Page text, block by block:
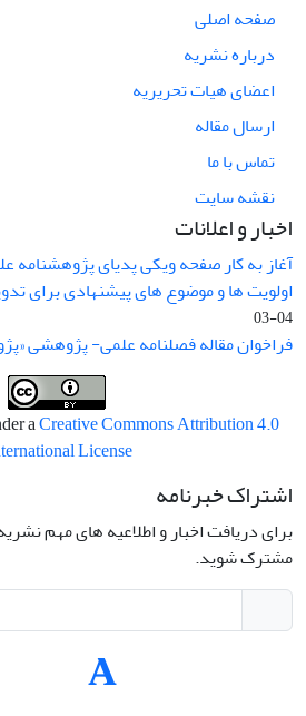
صفحه اصلی
درباره نشریه
اعضای هیات تحریریه
ارسال مقاله
تماس با ما
نقشه سایت
اخبار و اعلانات
آغاز به کار صفحه ویکی پدیای پژوهشنامه
اولویت ها و موضوع های پیشنهادی برای
04-03
فراخوان مقاله فصلنامه علمی- پژوهشی
aCreative Commons Attribution 4.0
License
اشتراک خبرنامه
برای دریافت اخبار و اطلاعیه های مهم
مشترک شوید.